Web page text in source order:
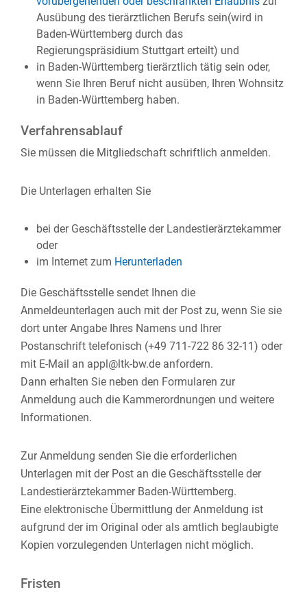
Ausübung des tierärztlichen Berufs sein(wird in
Baden-Württemberg durch das
Regierungspräsidium Stuttgart erteilt) und
in Baden-Württemberg tierärztlich tätig sein oder,
wenn Sie Ihren Beruf nicht ausüben, Ihren Wohnsitz
in Baden-Württemberg haben.
Verfahrensablauf
Sie müssen die Mitgliedschaft schriftlich anmelden.
Die Unterlagen erhalten Sie
bei der Geschäftsstelle der Landestierärztekammer
oder
im Internet zum Herunterladen
Die Geschäftsstelle sendet Ihnen die
Anmeldeunterlagen auch mit der Post zu, wenn Sie sie
dort unter Angabe Ihres Namens und Ihrer
Postanschrift telefonisch (+49 711-722 86 32-11) oder
mit E-Mail an appl@ltk-bw.de anfordern.
Dann erhalten Sie neben den Formularen zur
Anmeldung auch die Kammerordnungen und weitere
Informationen.
Zur Anmeldung senden Sie die erforderlichen
Unterlagen mit der Post an die Geschäftsstelle der
Landestierärztekammer Baden-Württemberg.
Eine elektronische Übermittlung der Anmeldung ist
aufgrund der im Original oder als amtlich beglaubigte
Kopien vorzulegenden Unterlagen nicht möglich.
Fristen